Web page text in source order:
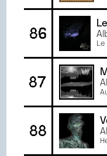
86
Le
87
88